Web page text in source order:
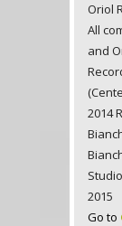
Oriol
All
and
2014
2015
Go to